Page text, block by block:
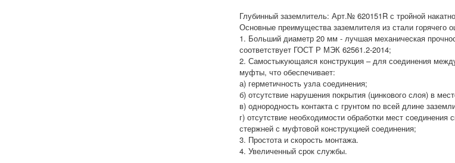
Глубинный заземлитель: Арт.№ 620151R с тройной
Основные преимущества заземлителя из стали горячего
1. Больший диаметр 20 мм - лучшая механическая
соответствует ГОСТ Р МЭК 62561.2-2014;
2. Самостыкующаяся конструкция – для соединения
муфты, что обеспечивает:
а) герметичность узла соединения;
б) отсутствие нарушения покрытия (цинкового слоя) в
в) однородность контакта с грунтом по всей длине
г) отсутствие необходимости обработки мест
стержней с муфтовой конструкцией соединения;
3. Простота и скорость монтажа.
4. Увеличенный срок службы.